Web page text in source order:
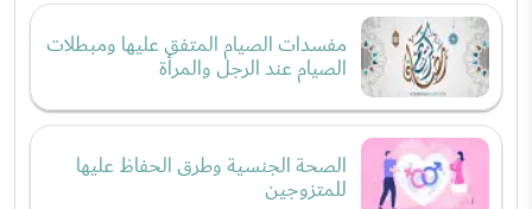
مفسدات الصيام المتفق عليها ومبطلات
الصيام عند الرجل والمرأة
الصحة الجنسية وطرق الحفاظ عليها
للمتزوجين